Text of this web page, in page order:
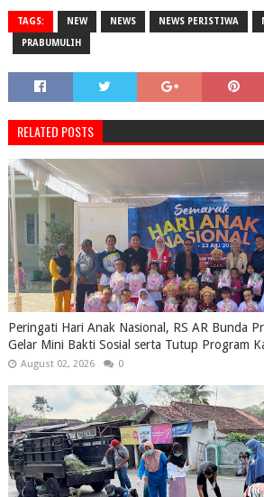
TAGS: NEW NEWS NEWS PERISTIWA
PRABUMULIH
RELATED POSTS
Peringati Hari Anak Nasional, RS AR Bunda
Gelar Mini Bakti Sosial serta Tutup Program
August 02, 2026 0